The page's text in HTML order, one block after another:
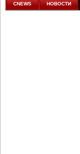
CNEWS НОВОСТИ